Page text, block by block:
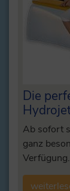
Die
Ab sofort
ganz